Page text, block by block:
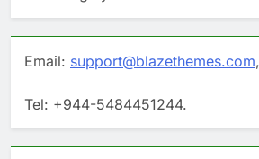
Email: support@blazethemes.com,
Tel: +944-5484451244.